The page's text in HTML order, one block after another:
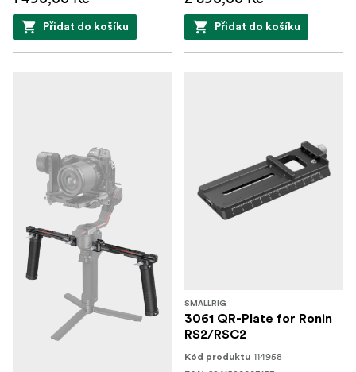
Přidat do košíku Přidat do košíku
SMALLRIG
3061 QR-Plate for Ronin
RS2/RSC2
Kód produktu 114958